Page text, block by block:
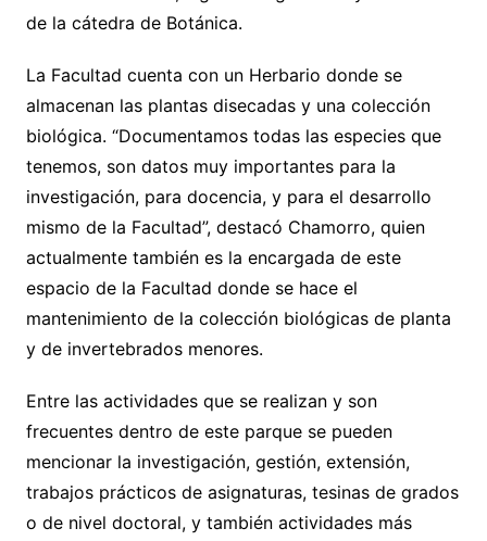
de la cátedra de Botánica.
La Facultad cuenta con un Herbario donde se
almacenan las plantas disecadas y una colección
biológica. “Documentamos todas las especies que
tenemos, son datos muy importantes para la
investigación, para docencia, y para el desarrollo
mismo de la Facultad”, destacó Chamorro, quien
actualmente también es la encargada de este
espacio de la Facultad donde se hace el
mantenimiento de la colección biológicas de planta
y de invertebrados menores.
Entre las actividades que se realizan y son
frecuentes dentro de este parque se pueden
mencionar la investigación, gestión, extensión,
trabajos prácticos de asignaturas, tesinas de grados
o de nivel doctoral, y también actividades más